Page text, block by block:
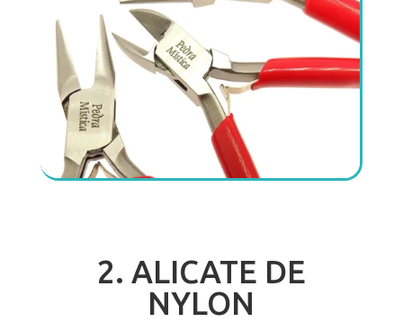
2. ALICATE DE
NYLON